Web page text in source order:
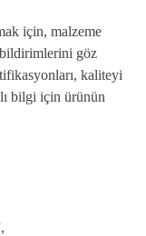
için, malzeme
göz
kaliteyi
bilgi için ürünün